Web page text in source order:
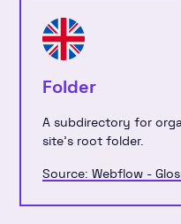
Folder
A subdirectory for
site's root folder.
Source: Webflow -